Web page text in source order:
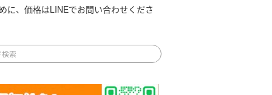
に、価格はLINEでお問い合わせくださ